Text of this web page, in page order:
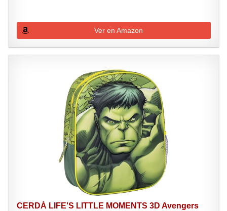
Ver en Amazon
CERDÁ LIFE'S LITTLE MOMENTS 3D Avengers